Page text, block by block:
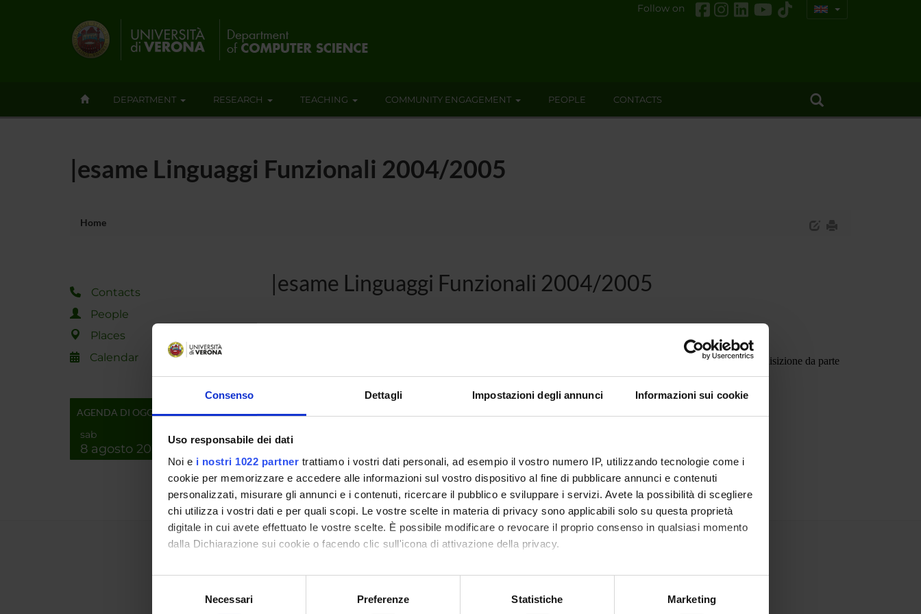
Consenso Dettagli Impostazioni degli annunci Informazioni sui cookie
Uso responsabile dei dati
Noi e i nostri 1022 partner trattiamo i vostri dati personali, ad esempio il vostro numero IP, utilizzando tecnologie come i
cookie per memorizzare e accedere alle informazioni sul vostro dispositivo al fine di pubblicare annunci e contenuti
personalizzati, misurare gli annunci e i contenuti, ricercare il pubblico e sviluppare i servizi. Avete la possibilità di scegliere
chi utilizza i vostri dati e per quali scopi. Le vostre scelte in materia di privacy sono applicabili solo su questa proprietà
digitale in cui avete effettuato le vostre scelte. È possibile modificare o revocare il proprio consenso in qualsiasi momento
dalla Dichiarazione sui cookie o facendo clic sull'icona di attivazione della privacy.
Con il tuo consenso, vorremmo anche:
raccogliere informazioni sulla tua posizione geografica, con un'approssimazione di qualche metro,
Necessari Preferenze Statistiche Marketing
Follow on
DEPARTMENT RESEARCH TEACHING COMMUNITY ENGAGEMENT PEOPLE CONTACTS
|esame Linguaggi Funzionali 2004/2005
Home
Contacts
People
Places
Calendar
AGENDA DI OGGI
sab
8 agosto 2026
|esame Linguaggi Funzionali 2004/2005